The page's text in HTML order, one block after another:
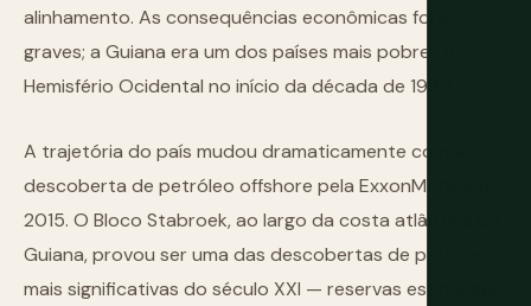
alinhamento. As consequências econômicas foram
graves; a Guiana era um dos países mais pobres no
Hemisfério Ocidental no início da década de 1990.
A trajetória do país mudou dramaticamente com a
descoberta de petróleo offshore pela ExxonMobil em
2015. O Bloco Stabroek, ao largo da costa atlântica da
Guiana, provou ser uma das descobertas de petróleo
mais significativas do século XXI — reservas estimadas